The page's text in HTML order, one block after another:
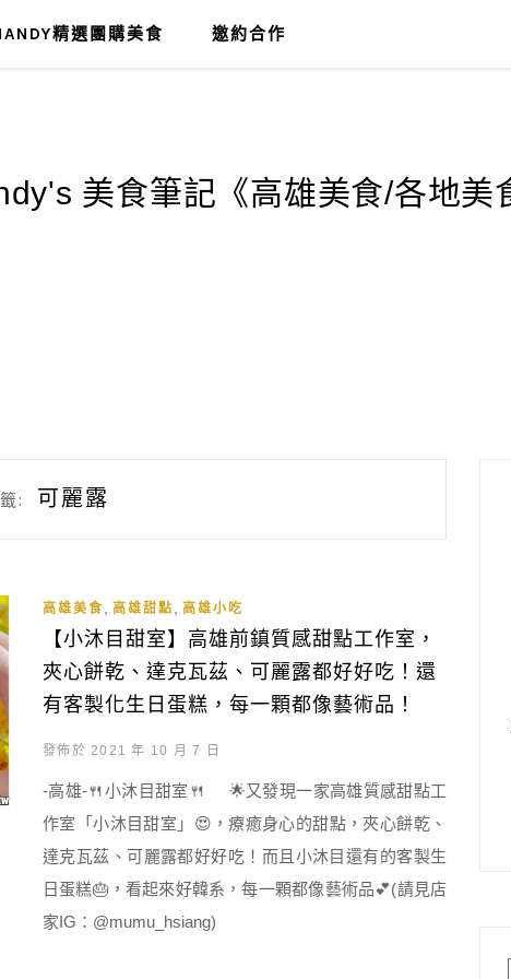
精選團購美食 邀約合作
: 可麗露
高雄美食 高雄甜點 高雄小吃
【小沐目甜室】高雄前鎮質感甜點工作室，
夾心餅乾、達克瓦茲、可麗露都好好吃！還
有客製化生日蛋糕，每一顆都像藝術品！
發佈於 2021 年 10 月 7 日
-高雄-🍴小沐目甜室🍴 🌟又發現一家高雄質感甜點工
作室「小沐目甜室」😍，療癒身心的甜點，夾心餅乾、
達克瓦茲、可麗露都好好吃！而且小沐目還有的客製生
日蛋糕🎂，看起來好韓系，每一顆都像藝術品💕(請見店
家IG：@mumu_hsiang)